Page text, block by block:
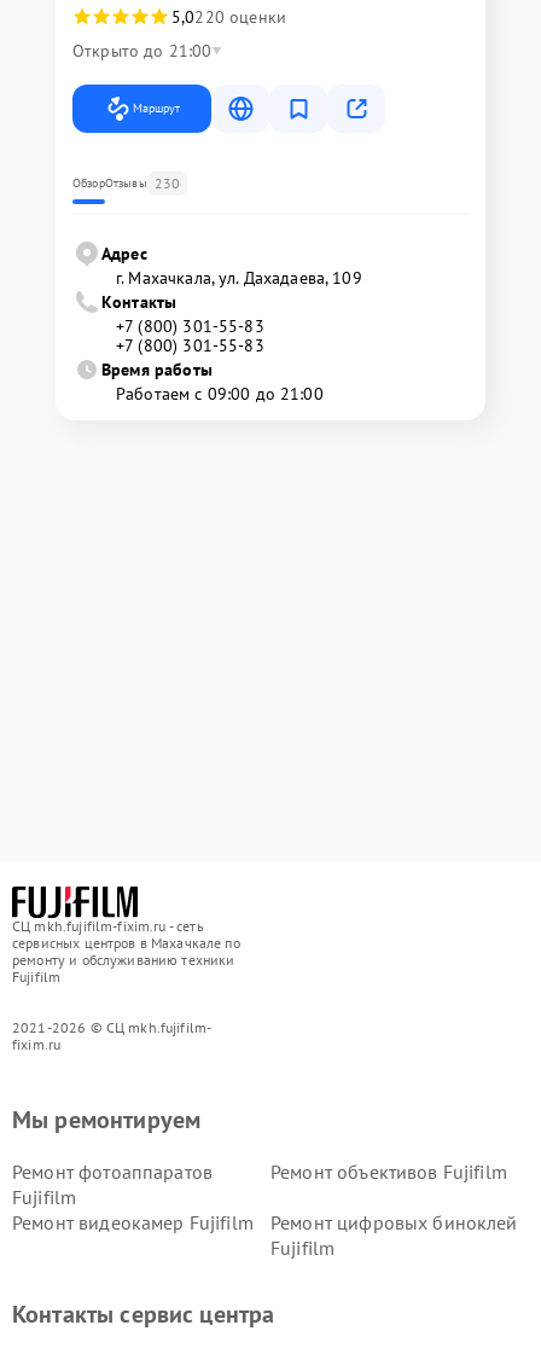
5,0220 оценки
Открыто до 21:00
Маршрут
ОбзорОтзывы 230
Адрес
г. Махачкала, ул. Дахадаева, 109
Контакты
+7 (800) 301-55-83
+7 (800) 301-55-83
Время работы
Работаем с 09:00 до 21:00
СЦ mkh.fujifilm-fixim.ru - сеть
сервисных центров в Махачкале по
ремонту и обслуживанию техники
Fujifilm
2021-2026 © СЦ mkh.fujifilm-
fixim.ru
Мы ремонтируем
Ремонт фотоаппаратов
Fujifilm
Ремонт объективов Fujifilm
Ремонт видеокамер Fujifilm
Ремонт цифровых биноклей
Fujifilm
Контакты сервис центра